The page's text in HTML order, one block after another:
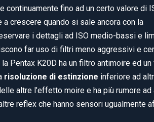
continuamente fino ad un certo valore di
crescere quando si sale ancora con la
i dettagli ad ISO medio-bassi e
far uso di filtri meno aggressivi e
Pentax K20D ha un filtro antimoire ed
risoluzione di estinzione inferiore ad
altre l’effetto moire e ha più rumore ad
reflex che hanno sensori ugualmente